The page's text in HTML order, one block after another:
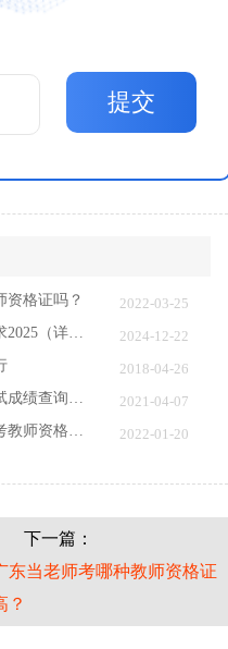
提交
资格证吗？
2022-03-25
2024-12-22
2018-04-26
2021-04-07
2022-01-20
下一篇：
东当老师考哪种教师资格证
？